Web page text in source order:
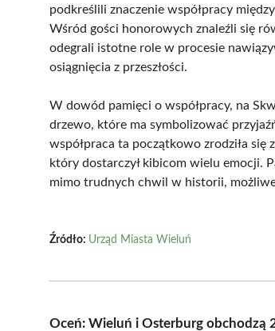
podkreślili znaczenie współpracy
Wśród gości honorowych znaleźli się
odegrali istotne role w procesie
osiągnięcia z przeszłości.
W dowód pamięci o współpracy, na
drzewo, które ma symbolizować
współpraca ta początkowo zrodziła
który dostarczył kibicom wielu emocji.
mimo trudnych chwil w historii,
Źródło: Urząd Miasta Wieluń
Oceń: Wieluń i Osterburg obchodzą